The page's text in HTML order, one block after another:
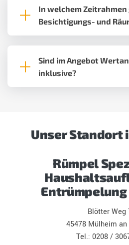
In welchem
Besichtigungs- und
Sind im Angebot
inklusive?
Unser Standort
Rümpel
Blötter Weg
45478 Mülheim an
Tel.: 0208 /